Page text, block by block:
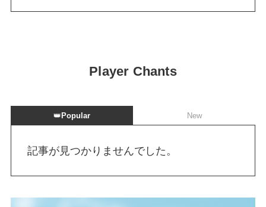
Player Chants
👑 Popular New
記事が見つかりませんでした。